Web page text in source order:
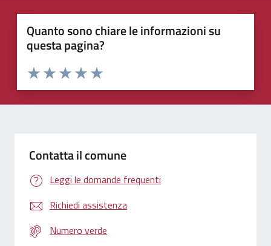
Quanto sono chiare le informazioni su
questa pagina?
Valuta 5 stelle su 5
Valuta 4 stelle su 5
Valuta 3 stelle su 5
Valuta 2 stelle su 5
Valuta 1 stelle su 5
Contatta il comune
Leggi le domande frequenti
Richiedi assistenza
Numero verde